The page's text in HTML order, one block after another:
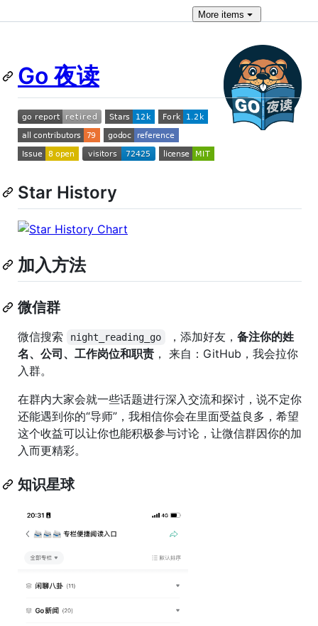
Moreitems
Go 夜读
Star History
加入方法
微信群
微信搜索 night_reading_go ，添加好友， 备注你的姓
名、公司、工作岗位和职责 ， 来自：GitHub，我会拉你
入群。
在群内大家会就一些话题进行深入交流和探讨，说不定你
还能遇到你的“导师”，我相信你会在里面受益良多，希望
这个收益可以让你也能积极参与讨论，让微信群因你的加
入而更精彩。
知识星球